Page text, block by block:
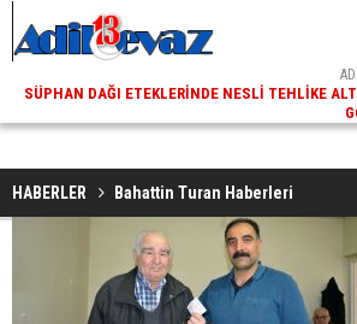
SÜPHAN DAĞI ETEKLERINDE NESLI TEHLIKE
HABERLER Bahattin Turan Haberleri